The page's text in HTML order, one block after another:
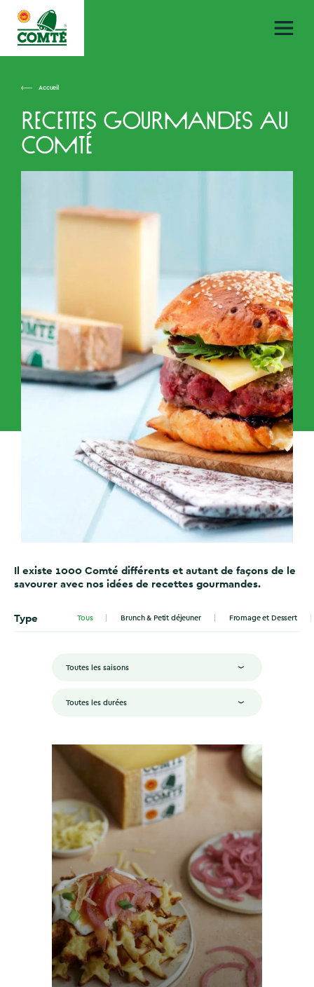
Accueil
Recettes gourmandes au
Comté
Il existe 1000 Comté différents et autant de façons de le
savourer avec nos idées de recettes gourmandes.
Type Tous Brunch & Petit déjeuner Fromage et Dessert
Toutes les saisons
Toutes les durées